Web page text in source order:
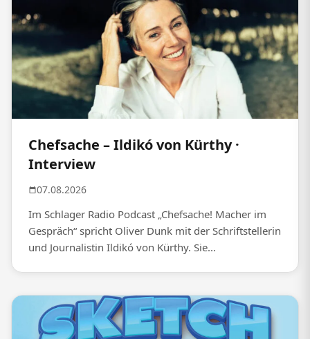
Chefsache – Ildikó von Kürthy ·
Interview
07.08.2026
Im Schlager Radio Podcast „Chefsache! Macher im
Gespräch“ spricht Oliver Dunk mit der Schriftstellerin
und Journalistin Ildikó von Kürthy. Sie...